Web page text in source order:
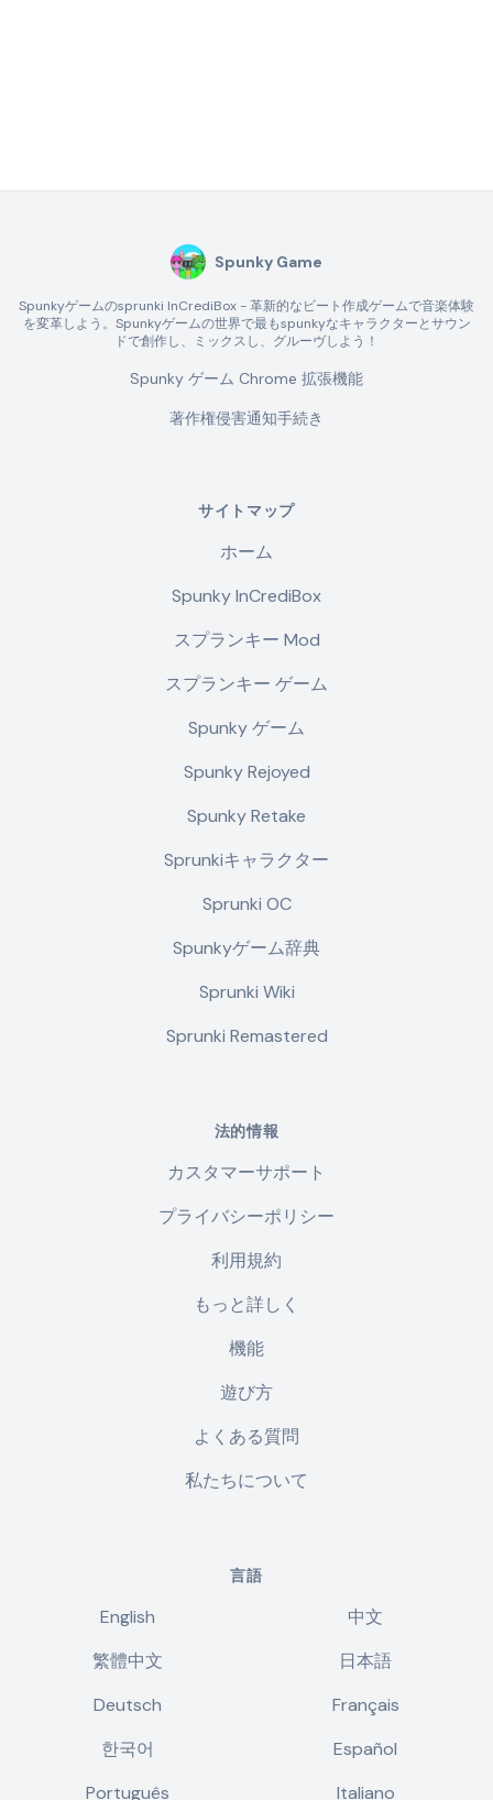
Spunky Game
Spunkyゲームのsprunki InCrediBox - 革新的なビート作成ゲームで音楽体験
を変革しよう。Spunkyゲームの世界で最もspunkyなキャラクターとサウン
ドで創作し、ミックスし、グルーヴしよう！
Spunky ゲーム Chrome 拡張機能
著作権侵害通知手続き
サイトマップ
ホーム
Spunky InCrediBox
スプランキー Mod
スプランキー ゲーム
Spunky ゲーム
Spunky Rejoyed
Spunky Retake
Sprunkiキャラクター
Sprunki OC
Spunkyゲーム辞典
Sprunki Wiki
Sprunki Remastered
法的情報
カスタマーサポート
プライバシーポリシー
利用規約
もっと詳しく
機能
遊び方
よくある質問
私たちについて
言語
English
中文
繁體中文
日本語
Deutsch
Français
한국어
Español
Português
Italiano